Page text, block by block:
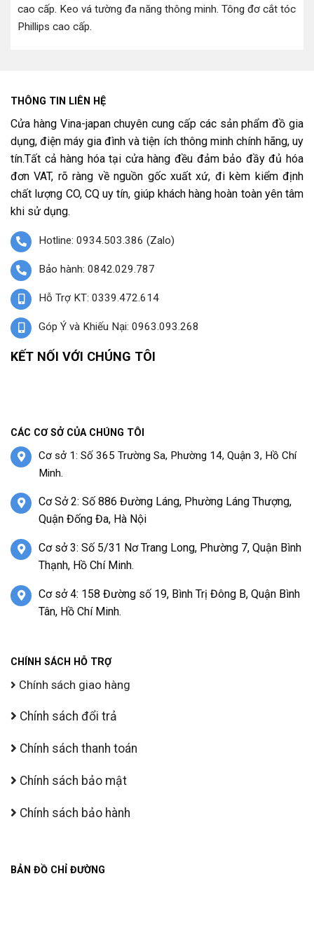
cao cấp. Keo vá tường đa năng thông minh. Tông đơ cắt tóc
Phillips cao cấp.
THÔNG TIN LIÊN HỆ
Cửa hàng Vina-japan chuyên cung cấp các sản phẩm đồ gia
dụng, điện máy gia đình và tiện ích thông minh chính hãng, uy
tín.Tất cả hàng hóa tại cửa hàng đều đảm bảo đầy đủ hóa
đơn VAT, rõ ràng về nguồn gốc xuất xứ, đi kèm kiểm định
chất lượng CO, CQ uy tín, giúp khách hàng hoàn toàn yên tâm
khi sử dụng.
Hotline: 0934.503.386 (Zalo)
Bảo hành: 0842.029.787
Hỗ Trợ KT: 0339.472.614
Góp Ý và Khiếu Nại: 0963.093.268
KẾT NỐI VỚI CHÚNG TÔI
CÁC CƠ SỞ CỦA CHÚNG TÔI
Cơ sở 1: Số 365 Trường Sa, Phường 14, Quận 3, Hồ Chí
Minh.
Cơ Sở 2: Số 886 Đường Láng, Phường Láng Thượng,
Quận Đống Đa, Hà Nội
Cơ sở 3: Số 5/31 Nơ Trang Long, Phường 7, Quận Bình
Thạnh, Hồ Chí Minh.
Cơ sở 4: 158 Đường số 19, Bình Trị Đông B, Quận Bình
Tân, Hồ Chí Minh.
CHÍNH SÁCH HỖ TRỢ
Chính sách giao hàng
Chính sách đổi trả
Chính sách thanh toán
Chính sách bảo mật
Chính sách bảo hành
BẢN ĐỒ CHỈ ĐƯỜNG